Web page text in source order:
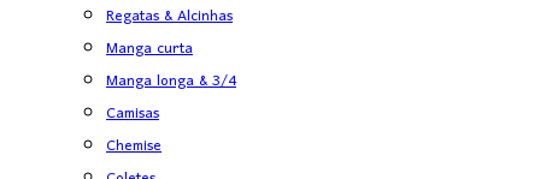
Regatas & Alcinhas
Manga curta
Manga longa & 3/4
Camisas
Chemise